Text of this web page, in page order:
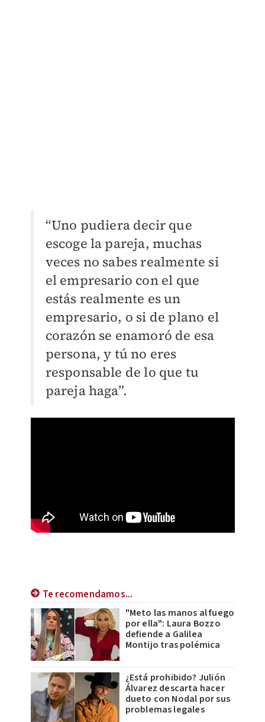
“Uno pudiera decir que
escoge la pareja, muchas
veces no sabes realmente si
el empresario con el que
estás realmente es un
empresario, o si de plano el
corazón se enamoró de esa
persona, y tú no eres
responsable de lo que tu
pareja haga”.
Te recomendamos...
"Meto las manos al fuego
por ella": Laura Bozzo
defiende a Galilea
Montijo tras polémica
¿Está prohibido? Julión
Álvarez descarta hacer
dueto con Nodal por sus
problemas legales